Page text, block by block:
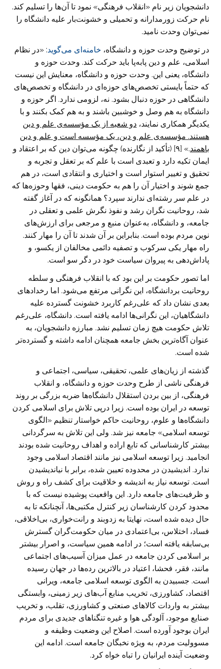
دانشجویان زیر نام «انقلاب فرهنگی» نمود تا آن‌ها را تسلیم کند.
نام حرکت زورمدارانه و تحمیلی و خشونت‌بار علیه دانشگاه را
نمی‌توان وحدت نامید.
در توضیح وحدت حوزه و دانشگاه، خامنه‌ای می‌گوید: «در نظام
اسلامی، علم و دین پابه‌پا باید حرکت کند. وحدت حوزه و
دانشگاه، یعنی این. وحدت حوزه و دانشگاه، معنایش این نیست
که حتماً بایستی تخصص‌های حوزه‌ای در دانشگاه و تخصص‌های
دانشگاهی در حوزه دنبال بشود. نه، لزومی ندارد. اگر حوزه و
دانشگاه به هم وصل و خوشبین باشند و به هم کمک بکنند و با
یکدیگر همکاری نمایند، دو شعبه از یک مؤسسه‌ی علم و دین
هستند. مؤسسه‌ی علم و دین، یک مؤسسه است و علم و دین
باهمند
.» [۹] (تأکید از نگارنده) چگونه می‌توان دین که بر اعتقاد و
ایمان تکیه دارد و تعبدی است با علم که بر تعقل و تجربه و
تحقیق و تغییر استوار است و اختیاری و انتقادی است، در هم
جمع شوند و اختیار آن را هم به حکومت دینی، فقها وحوزه‌ها که
در علم سر رشته‌ای ندارند سپرد؟ همانگونه که در آغاز گفته
شد، روحانیت نگران رشد و نفوذ نگرش علمی و تعقلی در
جامعه، و دانشگاه، به‌عنوان منبع و مرجعی برای ارزش‌های
نوین مردم بوده است. بنابراین بر آن شدند تا آن را مهار کنند.
راه مهار یکی سرکوب و تصفیه دائمی مخالفان از یکسو، و
پاداش‌دهی به پیروان سیاست خود در دگر سو است.
اما تصور حکومت بر این بود که با انقلاب فرهنگی و سلطه
روحانیت بردانشگاه، این نگرانی مرتفع می‌شود. اما رخدادهای
بعدی نشان داد که علی‌رغم کاربرد خشونت گسترده علیه
دانشگاهیان، این نگرانی‌ها ادامه یافته است. دانشگاه، علی‌رغم
تلاش حکومت هیچ زمان تسلیم نشد. مبارزه دانشجویان، به
عنوان آگاه‌ترین بخش جامعه همچنان ادامه داشته و گسترده‌تر
شده است.
گذشته از زیان‌های علمی، تحقیقی، سیاسی، اجتماعی و
فرهنگی ناشی از طرح وحدت حوزه و دانشگاه، و انقلاب
فرهنگی، از بین بردن استقلال دانشگاه‌ها ضربه بزرگی بر روند
توسعه در ایران بوده است. زیرا درپی تلاش برای اسلامی کردن
دانشگاه‌ها و علوم، روحانیت حاکم خواستار تنظیم «الگوی
توسعه اسلامی» جامعه نیز شد. ولی این تلاش به سرگردانی
بیشتر کارشناسانی که تابع اراده و اهداف روحانیت شده بودند
انجامید. زیرا توسعه اسلامی نیز مانند اقتصاد اسلامی وجود
ندارد. اندیشیدن در محدوده تعیین شده، برابر با نیاندیشیدن
است. توسعه نیاز به اندیشه و خلاقیت برای کشف راه و روش
و ظرفیت‌های جامعه دارد. این واقعیت پوشیده نیست که با
محدود کردن کار‌شناسان زیر کنترل مکتبی‌ها، آنچنانکه تا به
حال دیده شده است، نهایتا به زدوبند و رانت‌خواری، بی‌اخلاقی،
فساد، اختلاس، بی‌اعتمادی در میان حکومت‌گران گسترش
بی‌سابقه یافته است؛ در ادامه همین سیاست، و اصرار بیشتر
بر اسلامی کردن جامعه در عمل میزان آسیب‌های اجتماعی
مانند، فقر، فحشا، اعتیاد در بالا‌ترین رده‌ها در جهان رسیده
است. جسبیدن به الگوی توسعه اسلامی جامعه، ویرانی
اقتصاد، کشاورزی، تخریب منابع آب‌های زیر زمینی، وابستگی
بیشتر به واردات کالاهای صنعتی و کشاورزی، تقلب، و تخریب
صنایع موجود، آلودگی هوا و غیره تنگناهای جدیدی برای مردم
ایران بوجود آورده است. اصلاح این وضعیت وظیفه و
مسوولیت مردم، به ویژه نخبگان جامعه است. ادامه این
وضعیت آینده ایرانیان را تباه خواه کرد.